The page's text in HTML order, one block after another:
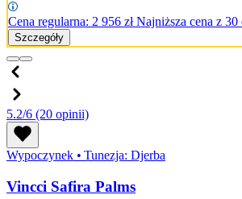
Cena regularna: 2 956 złNajniższa cena z 30
Szczegóły
5.2/6 (20 opinii)
Wypoczynek • Tunezja: Djerba
Vincci Safira Palms